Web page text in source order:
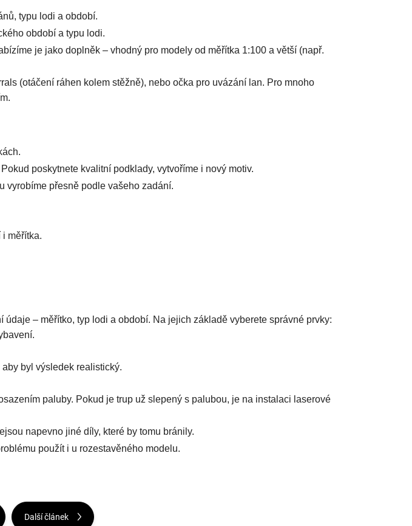
typu lodi a období.
období a typu lodi.
je jako doplněk – vhodný pro modely od měřítka 1:100 a větší (např.
(otáčení ráhen kolem stěžně), nebo očka pro uvázání lan. Pro mnoho
poskytnete kvalitní podklady, vytvoříme i nový motiv.
vyrobíme přesně podle vašeho zadání.
měřítka.
– měřítko, typ lodi a období. Na jejich základě vyberete správné prvky:
aby byl výsledek realistický.
paluby. Pokud je trup už slepený s palubou, je na instalaci laserové
napevno jiné díly, které by tomu bránily.
použít i u rozestavěného modelu.
Další článek